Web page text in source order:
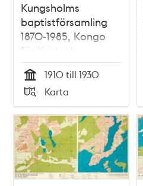
Kungsholms
baptistförsamling
1870-1985, Kongo
för Kristus!
Tid
1910 till 1930
Typ
Karta